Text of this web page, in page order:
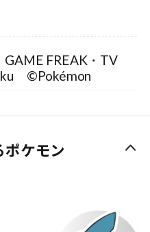
FREAK・TV
©Pokémon
ケモン